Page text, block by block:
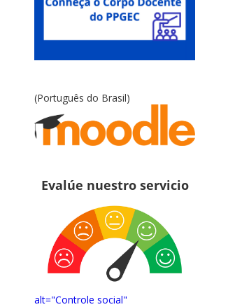
(Português do Brasil)
Evalúe nuestro servicio
alt="Controle social"